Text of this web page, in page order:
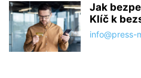
Jak
Klíč k
info@press-